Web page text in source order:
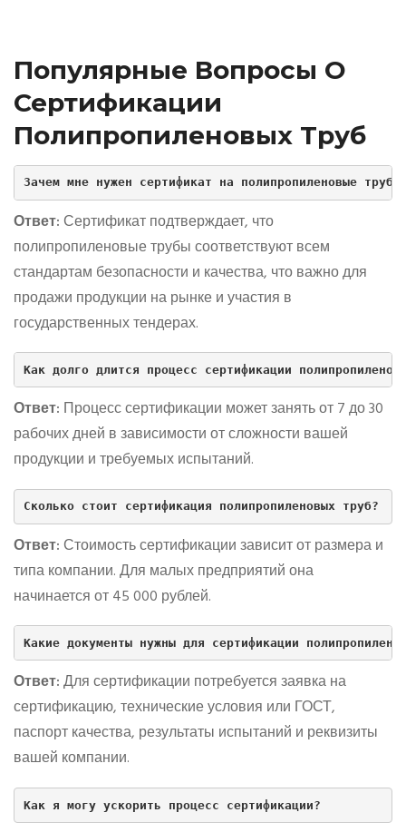
Популярные Вопросы О
Сертификации
Полипропиленовых Труб
Зачем мне нужен сертификат на полипропиленовые
Ответ:Сертификат подтверждает, что
полипропиленовые трубы соответствуют всем
стандартам безопасности и качества, что важно для
продажи продукции на рынке и участия в
государственных тендерах.
Как долго длится процесс сертификации
Ответ: Процесс сертификации может занять от 7 до 30
рабочих дней в зависимости от сложности вашей
продукции и требуемых испытаний.
Сколько стоит сертификация полипропиленовых труб?
Ответ:Стоимость сертификации зависит от размера и
типа компании. Для малых предприятий она
начинается от 45 000 рублей.
Какие документы нужны для сертификации
Ответ:Для сертификации потребуется заявка на
сертификацию, технические условия или ГОСТ,
паспорт качества, результаты испытаний и реквизиты
вашей компании.
Как я могу ускорить процесс сертификации?